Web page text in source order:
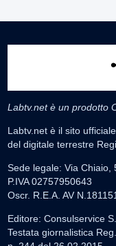
Labtv.net è un prodotto
Labtv.net è il sito
del digitale terrestre
Sede legale: Via Chiaio,
P.IVA 02757950643
Oscr. R.E.A. AV
Editore: Consulservice
Testata giornalistica